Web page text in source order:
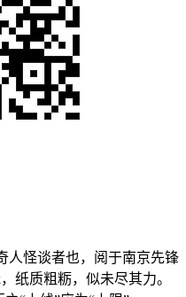
人怪谈者也，阅于南京先锋
纸质粗粝，似未尽其力。